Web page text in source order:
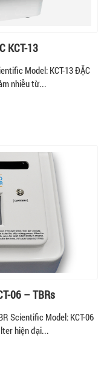
KCT-13
Model: KCT-13 ĐẶC
nhiễu từ...
06 – TBRs
Scientific Model: KCT-06
hiện đại...